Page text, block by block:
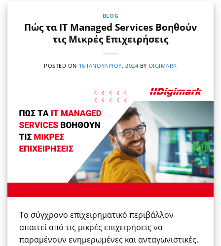
BLOG
Πώς τα IT Managed Services Βοηθούν
τις Μικρές Επιχειρήσεις
POSTED ON 16 ΙΑΝΟΥΑΡΊΟΥ, 2024 BY DIGIMARK
Το σύγχρονο επιχειρηματικό περιβάλλον
απαιτεί από τις μικρές επιχειρήσεις να
παραμένουν ενημερωμένες και ανταγωνιστικές.